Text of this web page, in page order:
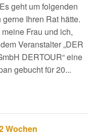
geht um folgenden
Ihren Rat hätte.
Frau und ich,
Veranstalter „DER
DERTOUR“ eine
gebucht für 20...
Wochen